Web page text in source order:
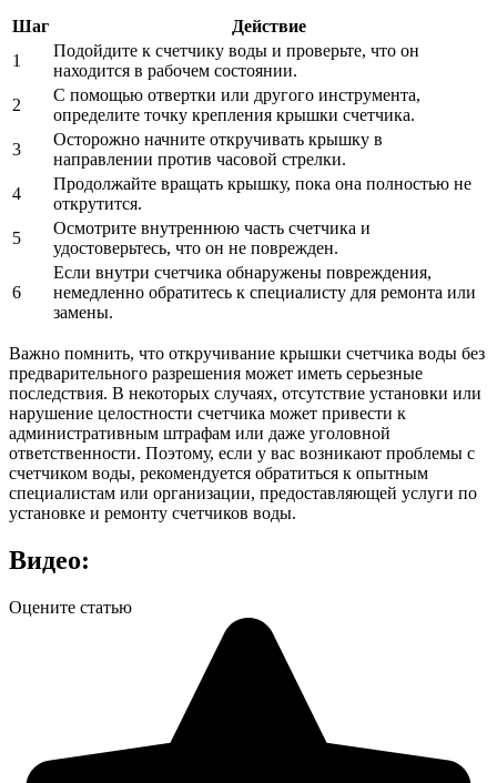
Шаг
Действие
1
Подойдите к счетчику воды и проверьте, что он
находится в рабочем состоянии.
2
С помощью отвертки или другого инструмента,
определите точку крепления крышки счетчика.
3
Осторожно начните откручивать крышку в
направлении против часовой стрелки.
4
Продолжайте вращать крышку, пока она полностью не
открутится.
5
Осмотрите внутреннюю часть счетчика и
удостоверьтесь, что он не поврежден.
6
Если внутри счетчика обнаружены повреждения,
немедленно обратитесь к специалисту для ремонта или
замены.
Важно помнить, что откручивание крышки счетчика воды без
предварительного разрешения может иметь серьезные
последствия. В некоторых случаях, отсутствие установки или
нарушение целостности счетчика может привести к
административным штрафам или даже уголовной
ответственности. Поэтому, если у вас возникают проблемы с
счетчиком воды, рекомендуется обратиться к опытным
специалистам или организации, предоставляющей услуги по
установке и ремонту счетчиков воды.
Видео:
Оцените статью